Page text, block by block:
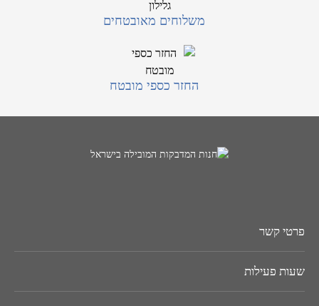
משלוחים מאובטחים
החזר כספי מובטח
פרטי קשר
שעות פעילות